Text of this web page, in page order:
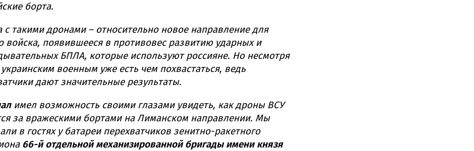
борта.
с такими дронами – относительно новое направление для
войска, появившееся в противовес развитию ударных и
БПЛА, которые используют россияне. Но несмотря
украинским военным уже есть чем похвастаться, ведь
дают значительные результаты.
имел возможность своими глазами увидеть, как дроны ВСУ
за вражескими бортами на Лиманском направлении. Мы
в гостях у батареи перехватчиков зенитно-ракетного
66-й отдельной механизированной бригады имени князя